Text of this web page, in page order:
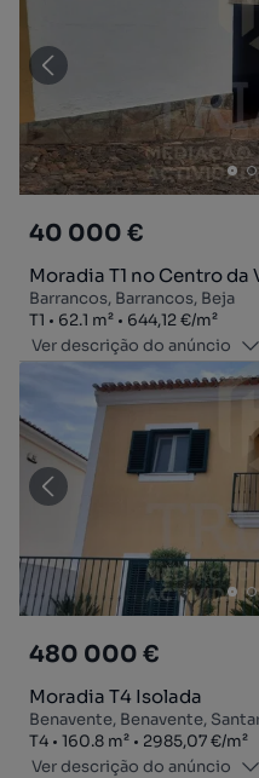
40 000 €
Moradia T1 no Centro
Barrancos, Barrancos, Beja
Tipologia
T1
Zona62.1 m²
Preço por metro quadrado
644,12 €/m²
Ver descrição do anúncio
480 000 €
Moradia T4 Isolada
Benavente, Benavente,
Tipologia
T4
Zona160.8 m²
Preço por metro quadrado
2985,07 €/m²
Ver descrição do anúncio